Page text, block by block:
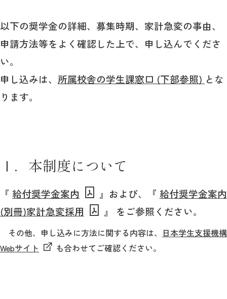
案内
お問合わせ
以下の奨学金の詳細、募集時期、家計急変の事由、
申請方法等をよく確認した上で、申し込んでくださ
い。
申し込みは、 所属校舎の学生課窓口 (下部参照) とな
ります。
Ⅰ．本制度について
『 給付奨学金案内 』および、『 給付奨学金案内
(別冊)家計急変採用
』 をご参照ください。
その他、申し込みに方法に関する内容は、 日本学生支援機構
Webサイト
も合わせてご確認ください。